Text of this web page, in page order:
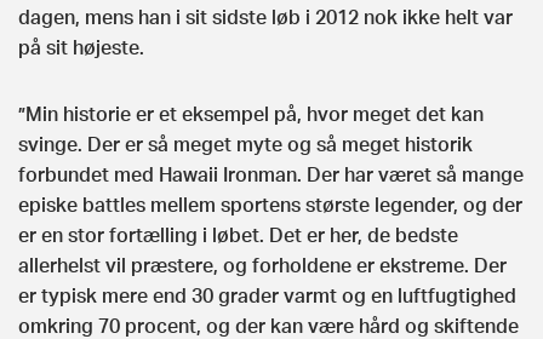
dagen, mens han i sit sidste løb i 2012 nok ikke helt var
på sit højeste.
”Min historie er et eksempel på, hvor meget det kan
svinge. Der er så meget myte og så meget historik
forbundet med Hawaii Ironman. Der har været så mange
episke battles mellem sportens største legender, og der
er en stor fortælling i løbet. Det er her, de bedste
allerhelst vil præstere, og forholdene er ekstreme. Der
er typisk mere end 30 grader varmt og en luftfugtighed
omkring 70 procent, og der kan være hård og skiftende